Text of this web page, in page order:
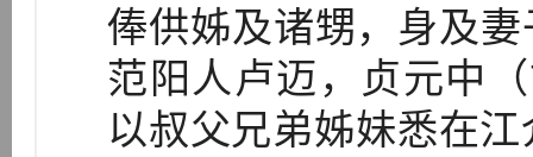
俸供姊及诸甥，身及
范阳人卢迈，贞元中
以叔父兄弟姊妹悉在